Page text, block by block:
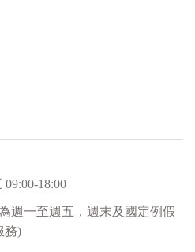
18:00
週一至週五，週末及國定例假
務)